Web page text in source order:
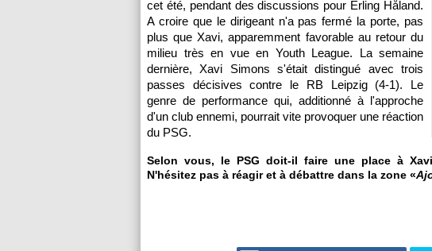
cet été, pendant des discussions pour Erling Håland.
A croire que le dirigeant n'a pas fermé la porte, pas
plus que Xavi, apparemment favorable au retour du
milieu très en vue en Youth League. La semaine
dernière, Xavi Simons s'était distingué avec trois
passes décisives contre le RB Leipzig (4-1). Le
genre de performance qui, additionné à l'approche
d'un club ennemi, pourrait vite provoquer une réaction
du PSG.
Selon vous, le PSG doit-il faire une place à
N'hésitez pas à réagir et à débattre dans la zone «